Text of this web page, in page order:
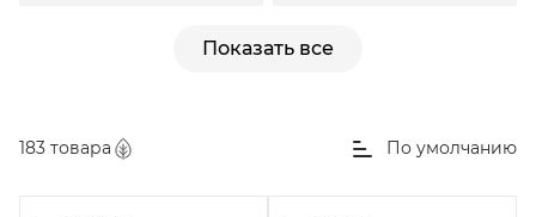
Показать все
183 товара По умолчанию